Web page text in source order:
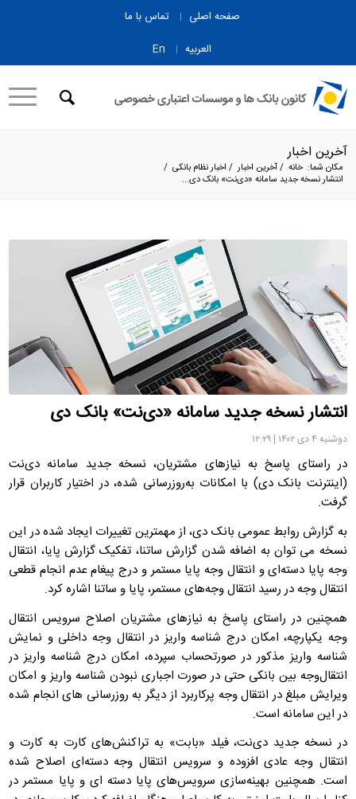
صفحه اصلی
تماس با ما
العربیه
En
آخرین اخبار
مکان شما: خانه /آخرین اخبار / اخبار نظام بانکی /
انتشار نسخه جدید سامانه «دی‌نت» بانک دی...
انتشار نسخه جدید سامانه «دی‌نت» بانک دی
دوشنبه ۴ دی ۱۴۰۲ | ۱۲:۲۹
در راستای پاسخ به نیازهای مشتریان، نسخه جدید سامانه دی‌نت
(اینترنت بانک دی) با امکانات به‌روزرسانی شده، در اختیار کاربران قرار
گرفت.
به گزارش روابط عمومی بانک دی، از مهمترین تغییرات ایجاد شده در این
نسخه می توان به اضافه شدن گزارش ساتنا، تفکیک گزارش پایا، انتقال
وجه پایا دسته‌ای و انتقال وجه پایا مستمر و درج پیغام عدم انجام قطعی
انتقال وجه در رسید انتقال وجه‌های مستمر، پایا و ساتنا اشاره کرد.
همچنین در راستای پاسخ به نیازهای مشتریان اصلاح سرویس انتقال
وجه یکپارچه، امکان درج شناسه واریز در انتقال وجه داخلی و نمایش
شناسه واریز مذکور در صورتحساب سپرده، امکان درج شناسه واریز در
انتقال‌وجه بین بانکی حتی در صورت اجباری نبودن شناسه واریز و امکان
ویرایش مبلغ در انتقال وجه پرکاربرد از دیگر به روزرسانی های انجام شده
در این سامانه است.
در نسخه جدید دی‌نت، فیلد «بابت» به تراکنش‌های کارت به کارت و
انتقال وجه عادی افزوده و سرویس انتقال وجه دسته‌ای اصلاح شده
است. همچنین بهینه‌سازی سرویس‌های پایا دسته ای و پایا مستمر در